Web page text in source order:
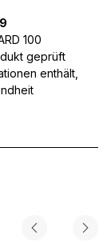
100
geprüft
enthält,